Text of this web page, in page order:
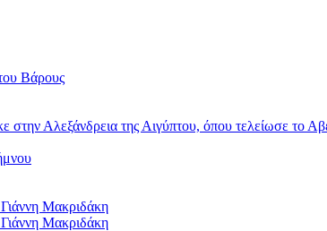
Βάρους
Αλεξάνδρεια της Αιγύπτου, όπου τελείωσε το
Μακριδάκη
Μακριδάκη